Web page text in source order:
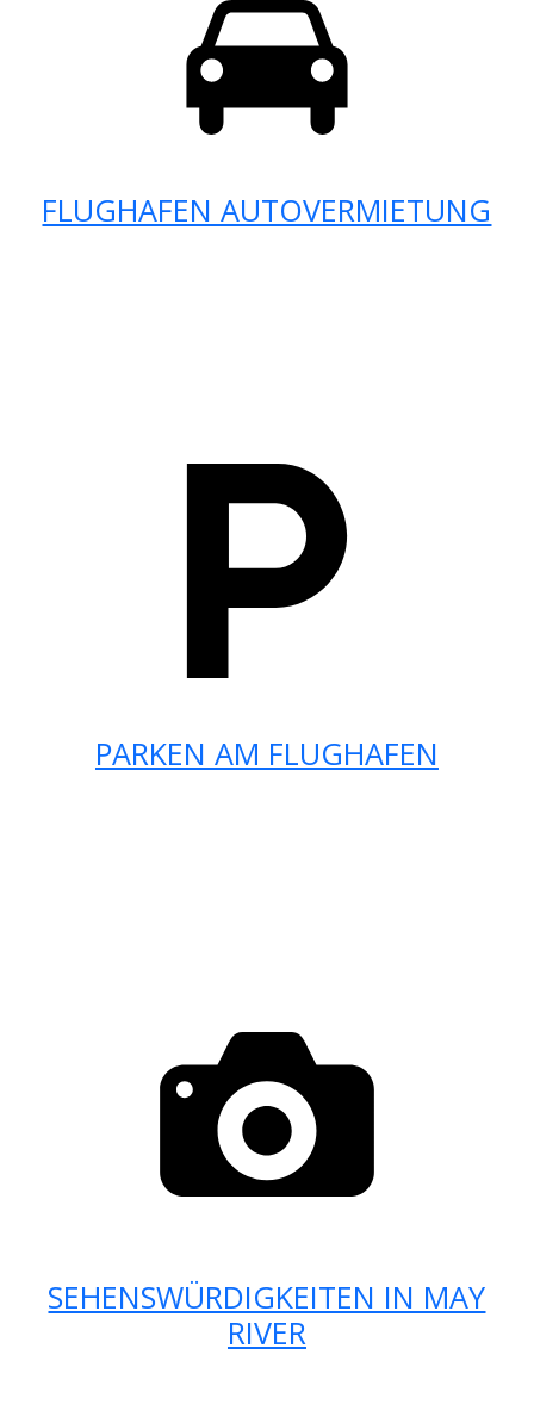
FLUGHAFEN AUTOVERMIETUNG
PARKEN AM FLUGHAFEN
SEHENSWÜRDIGKEITEN IN MAY
RIVER